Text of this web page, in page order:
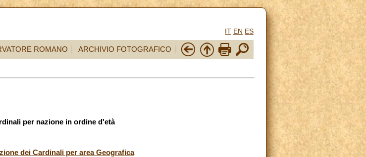
IT EN ES
ROMANO ARCHIVIO FOTOGRAFICO
per nazione in ordine d'età
dei Cardinali per area Geografica